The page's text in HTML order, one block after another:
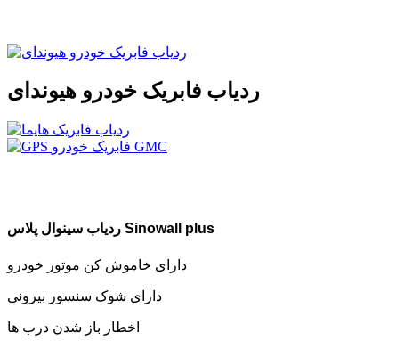
ردیاب فابریک خودرو هیوندای
ردیاب سینوال پلاس Sinowall plus
دارای خاموش کن موتور خودرو
دارای شوک سنسور بیرونی
اخطار باز شدن درب ها